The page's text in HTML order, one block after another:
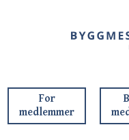
For
medlemmer